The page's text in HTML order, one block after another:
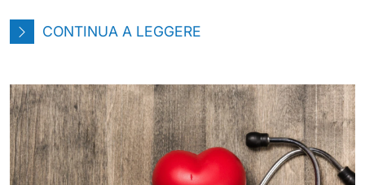
CONTINUA A LEGGERE